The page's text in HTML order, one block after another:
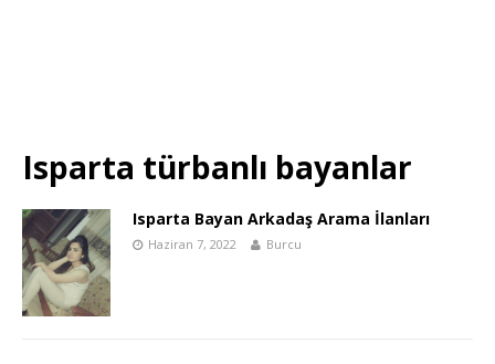
Isparta türbanlı bayanlar
Isparta Bayan Arkadaş Arama İlanları
Haziran 7, 2022 Burcu